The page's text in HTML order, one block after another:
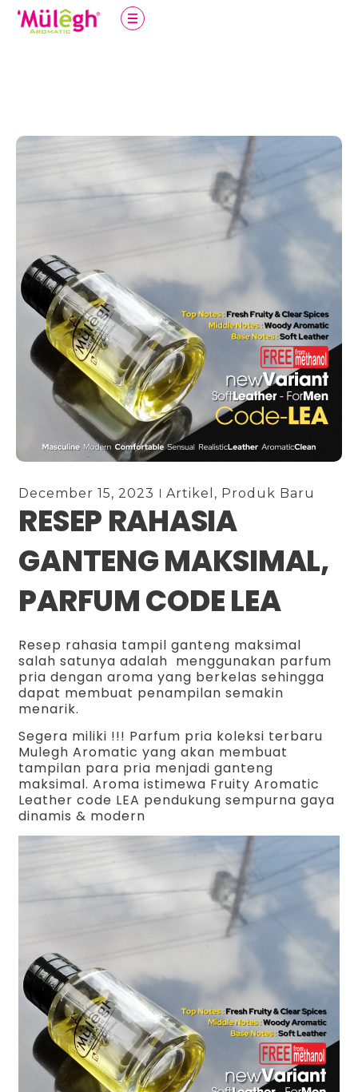
December 15, 2023 Artikel , Produk Baru
RESEP RAHASIA
GANTENG MAKSIMAL,
PARFUM CODE LEA
Resep rahasia tampil ganteng maksimal
salah satunya adalah menggunakan parfum
pria dengan aroma yang berkelas sehingga
dapat membuat penampilan semakin
menarik.
Segera miliki !!! Parfum pria koleksi terbaru
Mulegh Aromatic yang akan membuat
tampilan para pria menjadi ganteng
maksimal. Aroma istimewa Fruity Aromatic
Leather code LEA pendukung sempurna gaya
dinamis & modern